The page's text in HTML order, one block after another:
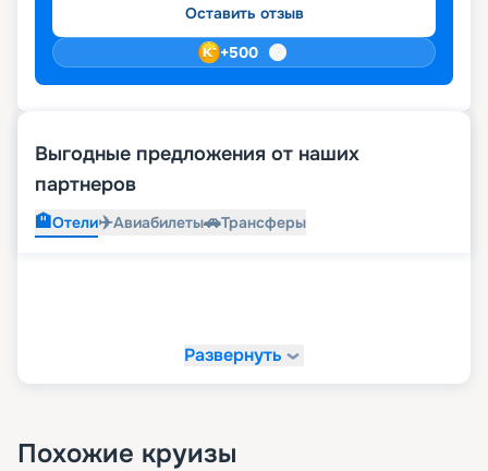
Оставить отзыв
+500
Выгодные предложения от наших
партнеров
🏨Отели✈️Авиабилеты🚗Трансферы
Развернуть
Похожие круизы